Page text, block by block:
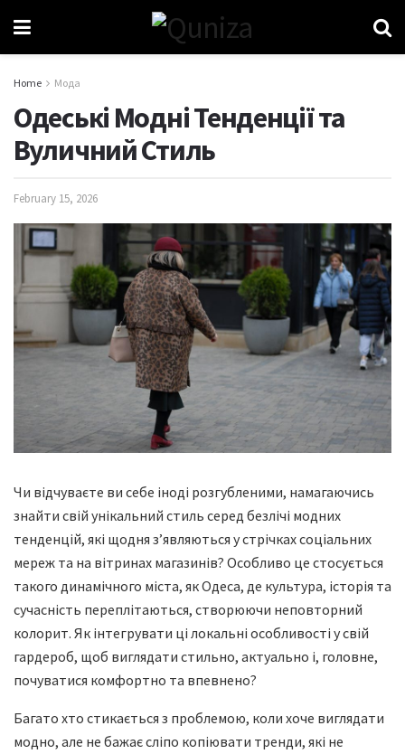
Home Мода
Одеські Модні Тенденції та
Вуличний Стиль
February 15, 2026
Чи відчуваєте ви себе іноді розгубленими, намагаючись
знайти свій унікальний стиль серед безлічі модних
тенденцій, які щодня з’являються у стрічках соціальних
мереж та на вітринах магазинів? Особливо це стосується
такого динамічного міста, як Одеса, де культура, історія та
сучасність переплітаються, створюючи неповторний
колорит. Як інтегрувати ці локальні особливості у свій
гардероб, щоб виглядати стильно, актуально і, головне,
почуватися комфортно та впевнено?
Багато хто стикається з проблемою, коли хоче виглядати
модно, але не бажає сліпо копіювати тренди, які не